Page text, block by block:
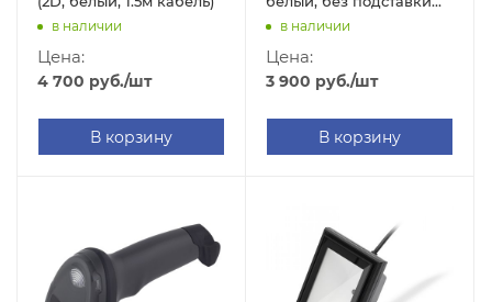
в наличии
Цена:
4 700 руб./шт
В корзину
Cradle)
в наличии
Цена:
3 900 руб./шт
В корзину